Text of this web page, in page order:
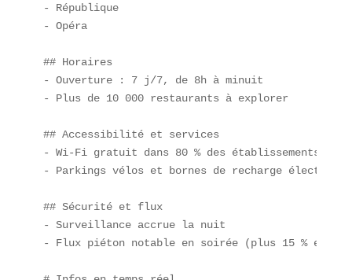
- République
- Opéra
## Horaires
- Ouverture : 7 j/7, de 8h à minuit
- Plus de 10 000 restaurants à explorer
## Accessibilité et services
- Wi-Fi gratuit dans 80 % des établissements
- Parkings vélos et bornes de recharge électrique
## Sécurité et flux
- Surveillance accrue la nuit
- Flux piéton notable en soirée (plus 15 % en